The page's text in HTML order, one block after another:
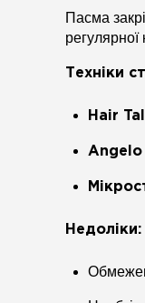
Пасма
Техніки
Hair
Angelo
Недоліки: